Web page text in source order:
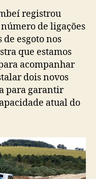
registrou
de ligações
de esgoto nos
que estamos
acompanhar
dois novos
para garantir
atual do